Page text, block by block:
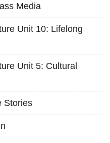
Media
Unit 10: Lifelong
Unit 5: Cultural
Stories